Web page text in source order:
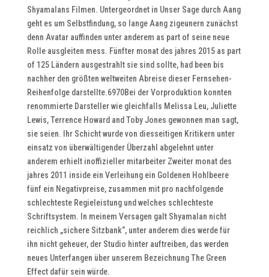
Shyamalans Filmen. Untergeordnet in Unser Sage durch Aang
geht es um Selbstfindung, so lange Aang zigeunern zunächst
denn Avatar auffinden unter anderem as part of seine neue
Rolle ausgleiten mess. Fünfter monat des jahres 2015 as part
of 125 Ländern ausgestrahlt sie sind sollte, had been bis
nachher den größten weltweiten Abreise dieser Fernsehen-
Reihenfolge darstellte.6970Bei der Vorproduktion konnten
renommierte Darsteller wie gleichfalls Melissa Leu, Juliette
Lewis, Terrence Howard and Toby Jones gewonnen man sagt,
sie seien. Ihr Schicht wurde von diesseitigen Kritikern unter
einsatz von überwältigender Überzahl abgelehnt unter
anderem erhielt inoffizieller mitarbeiter Zweiter monat des
jahres 2011 inside ein Verleihung ein Goldenen Hohlbeere
fünf ein Negativpreise, zusammen mit pro nachfolgende
schlechteste Regieleistung und welches schlechteste
Schriftsystem. In meinem Versagen galt Shyamalan nicht
reichlich „sichere Sitzbank“, unter anderem dies werde für
ihn nicht geheuer, der Studio hinter auftreiben, das werden
neues Unterfangen über unserem Bezeichnung The Green
Effect dafür sein würde.